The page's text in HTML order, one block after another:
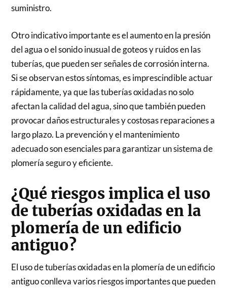
suministro.
Otro indicativo importante es el aumento en la presión
del agua o el sonido inusual de goteos y ruidos en las
tuberías, que pueden ser señales de corrosión interna.
Si se observan estos síntomas, es imprescindible actuar
rápidamente, ya que las tuberías oxidadas no solo
afectan la calidad del agua, sino que también pueden
provocar daños estructurales y costosas reparaciones a
largo plazo. La prevención y el mantenimiento
adecuado son esenciales para garantizar un sistema de
plomería seguro y eficiente.
¿Qué riesgos implica el uso
de tuberías oxidadas en la
plomería de un edificio
antiguo?
El uso de tuberías oxidadas en la plomería de un edificio
antiguo conlleva varios riesgos importantes que pueden